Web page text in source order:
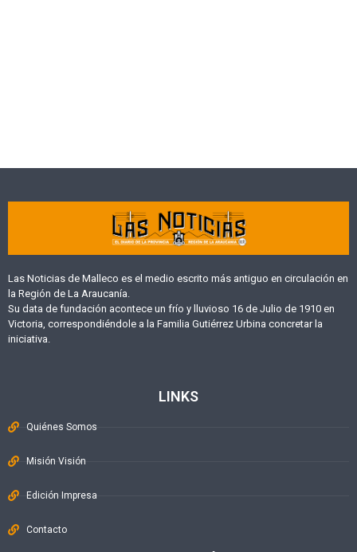
Las Noticias de Malleco es el medio escrito más antiguo en circulación en
la Región de La Araucanía.
Su data de fundación acontece un frío y lluvioso 16 de Julio de 1910 en
Victoria, correspondiéndole a la Familia Gutiérrez Urbina concretar la
iniciativa.
LINKS
Quiénes Somos
Misión Visión
Edición Impresa
Contacto